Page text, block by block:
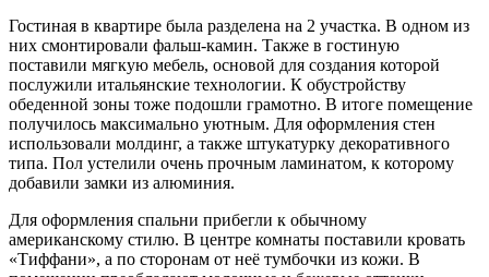
Гостиная в квартире была разделена на 2 участка. В одном из
них смонтировали фальш-камин. Также в гостиную
поставили мягкую мебель, основой для создания которой
послужили итальянские технологии. К обустройству
обеденной зоны тоже подошли грамотно. В итоге помещение
получилось максимально уютным. Для оформления стен
использовали молдинг, а также штукатурку декоративного
типа. Пол устелили очень прочным ламинатом, к которому
добавили замки из алюминия.
Для оформления спальни прибегли к обычному
американскому стилю. В центре комнаты поставили кровать
«Тиффани», а по сторонам от неё тумбочки из кожи. В